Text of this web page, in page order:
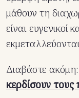
μάθουν τη
είναι
Διαβάστε ακόμη:
κερδίσουν